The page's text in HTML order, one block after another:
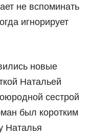
не вспоминать
игнорирует
новые
Натальей
сестрой
был коротким
Наталья